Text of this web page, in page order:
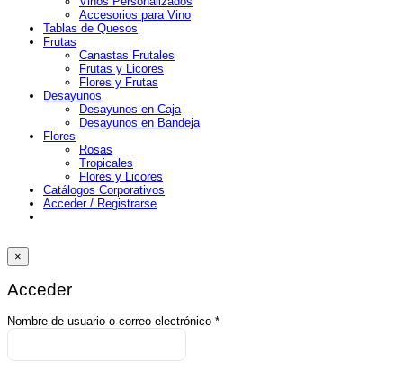
Accesorios para Vino
Tablas de Quesos
Frutas
Canastas Frutales
Frutas y Licores
Flores y Frutas
Desayunos
Desayunos en Caja
Desayunos en Bandeja
Flores
Rosas
Tropicales
Flores y Licores
Catálogos Corporativos
Acceder / Registrarse
×
Acceder
Nombre de usuario o correo electrónico *Obligatorio